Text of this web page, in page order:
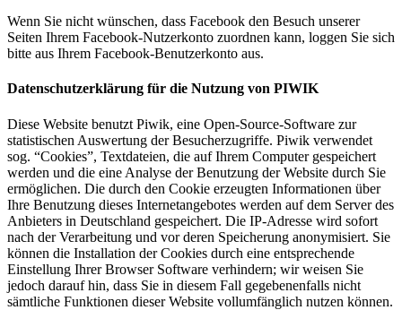
Wenn Sie nicht wünschen, dass Facebook den Besuch unserer
Seiten Ihrem Facebook-Nutzerkonto zuordnen kann, loggen Sie sich
bitte aus Ihrem Facebook-Benutzerkonto aus.
Datenschutzerklärung für die Nutzung von PIWIK
Diese Website benutzt Piwik, eine Open-Source-Software zur
statistischen Auswertung der Besucherzugriffe. Piwik verwendet
sog. “Cookies”, Textdateien, die auf Ihrem Computer gespeichert
werden und die eine Analyse der Benutzung der Website durch Sie
ermöglichen. Die durch den Cookie erzeugten Informationen über
Ihre Benutzung dieses Internetangebotes werden auf dem Server des
Anbieters in Deutschland gespeichert. Die IP-Adresse wird sofort
nach der Verarbeitung und vor deren Speicherung anonymisiert. Sie
können die Installation der Cookies durch eine entsprechende
Einstellung Ihrer Browser Software verhindern; wir weisen Sie
jedoch darauf hin, dass Sie in diesem Fall gegebenenfalls nicht
sämtliche Funktionen dieser Website vollumfänglich nutzen können.